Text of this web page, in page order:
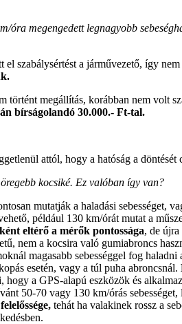
óra megengedett legnagyobb
szabálysértést a járművezető, így
történt megállítás, korábban nem volt
bírságolandó 30.000.- Ft-tal.
attól, hogy a hatóság a döntését
kocsiké. Ez valóban így van?
mutatják a haladási sebességet,
például 130 km/órát mutat a
eltérő a mérők pontossága, de
nem a kocsira való gumiabroncs
magasabb sebességgel fog
esetén, vagy a túl puha abroncsnál.
a GPS-alapú eszközök és
50-70 vagy 130 km/órás
tehát ha valakinek rossz a